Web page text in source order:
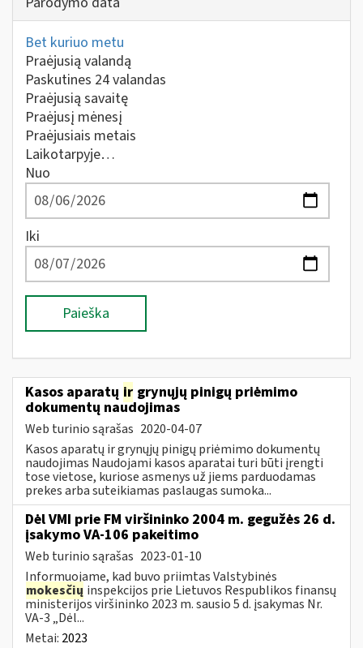
Bet kuriuo metu
Praėjusią valandą
Paskutines 24 valandas
Praėjusią savaitę
Praėjusį mėnesį
Praėjusiais metais
Laikotarpyje…
Nuo
Iki
Paieška
Kasos aparatų ir grynųjų pinigų priėmimo
dokumentų naudojimas
Web turinio sąrašas 2020-04-07
Kasos aparatų ir grynųjų pinigų priėmimo dokumentų
naudojimas Naudojami kasos aparatai turi būti įrengti
tose vietose, kuriose asmenys už jiems parduodamas
prekes arba suteikiamas paslaugas sumoka...
Dėl VMI prie FM viršininko 2004 m. gegužės 26 d.
įsakymo VA-106 pakeitimo
Web turinio sąrašas 2023-01-10
Informuojame, kad buvo priimtas Valstybinės
mokesčių inspekcijos prie Lietuvos Respublikos finansų
ministerijos viršininko 2023 m. sausio 5 d. įsakymas Nr.
VA-3 „Dėl...
Metai: 2023